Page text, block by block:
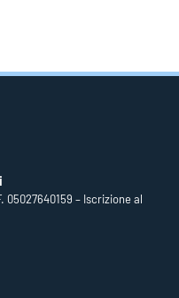
05027640159 – Iscrizione al